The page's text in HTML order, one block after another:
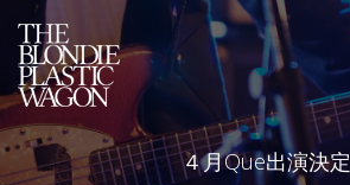
コ
ン
テ
ン
ツ
へ
４月Que出演決定